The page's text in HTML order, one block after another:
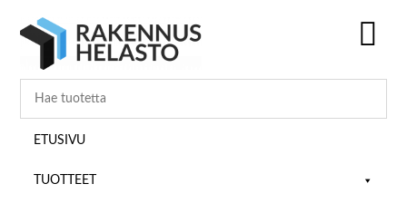
pääsisältöön
ensisijaiseen
alatunnisteeseen
ETUSIVU
TUOTTEET